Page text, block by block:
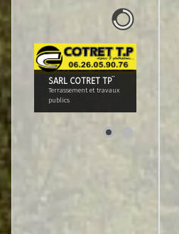
SARL COTRET TP¨
Terrassement et travaux
publics